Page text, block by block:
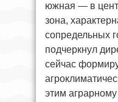
южная — в
зона,
сопредельных
подчеркнул
сейчас
этим